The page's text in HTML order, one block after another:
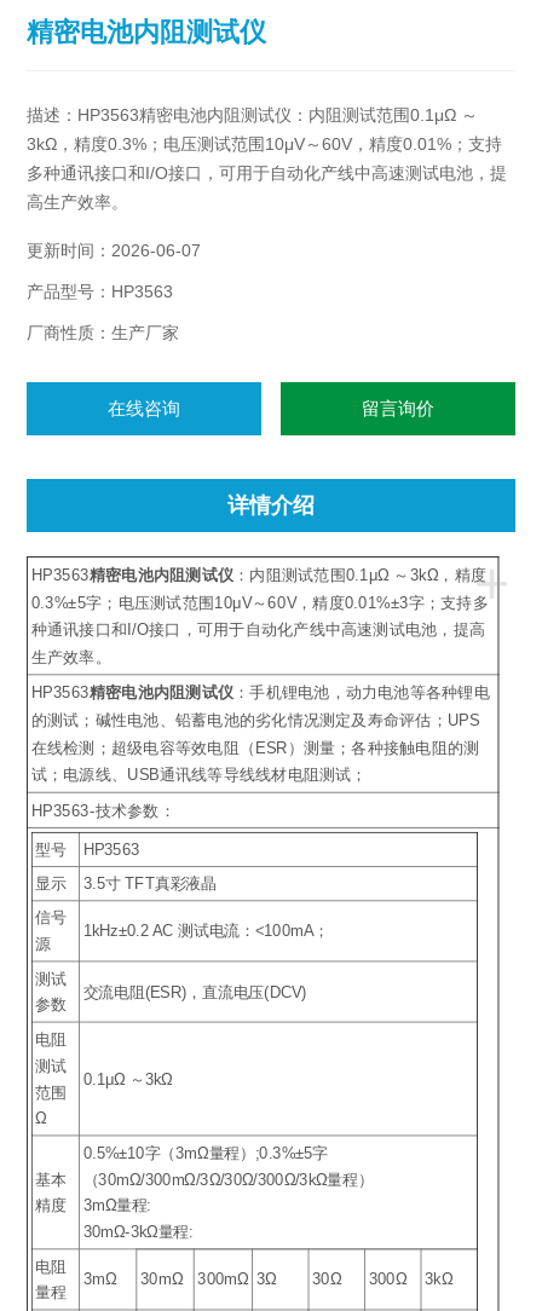
精密电池内阻测试仪
描述：HP3563精密电池内阻测试仪：内阻测试范围0.1μΩ ～
3kΩ，精度0.3%；电压测试范围10μV～60V，精度0.01%；支持
多种通讯接口和I/O接口，可用于自动化产线中高速测试电池，提
高生产效率。
更新时间：2026-06-07
产品型号：HP3563
厂商性质：生产厂家
在线咨询 留言询价
详情介绍
+
HP3563精密电池内阻测试仪 ：内阻测试范围0.1μΩ ～3kΩ，精度
0.3%±5字；电压测试范围10μV～60V，精度0.01%±3字；支持多
种通讯接口和I/O接口，可用于自动化产线中高速测试电池，提高
生产效率。
HP3563精密电池内阻测试仪 ：手机锂电池，动力电池等各种锂电
的测试；碱性电池、铅蓄电池的劣化情况测定及寿命评估；UPS
在线检测；超级电容等效电阻（ESR）测量；各种接触电阻的测
试；电源线、USB通讯线等导线线材电阻测试；
HP3563-技术参数：
型号 HP3563
显示
3.5寸 TFT真彩液晶
信号
源
1kHz±0.2 AC 测试电流：<100mA；
测试
参数
交流电阻(ESR)，直流电压(DCV)
电阻
测试
范围
Ω
0.1μΩ ～3kΩ
基本
精度
0.5%±10字（3mΩ量程）;0.3%±5字
（30mΩ/300mΩ/3Ω/30Ω/300Ω/3kΩ量程）
3mΩ量程:
30mΩ-3kΩ量程:
电阻
量程
3mΩ 30mΩ 300mΩ 3Ω 30Ω 300Ω 3kΩ